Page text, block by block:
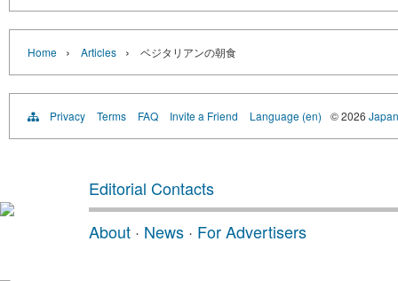
Home › Articles › ベジタリアンの朝食
Privacy Terms FAQ Invite a Friend Language (en) © 2026
Editorial Contacts
About · News · For Advertisers